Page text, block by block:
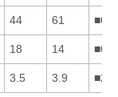
44 61
18 14
3.5 3.9